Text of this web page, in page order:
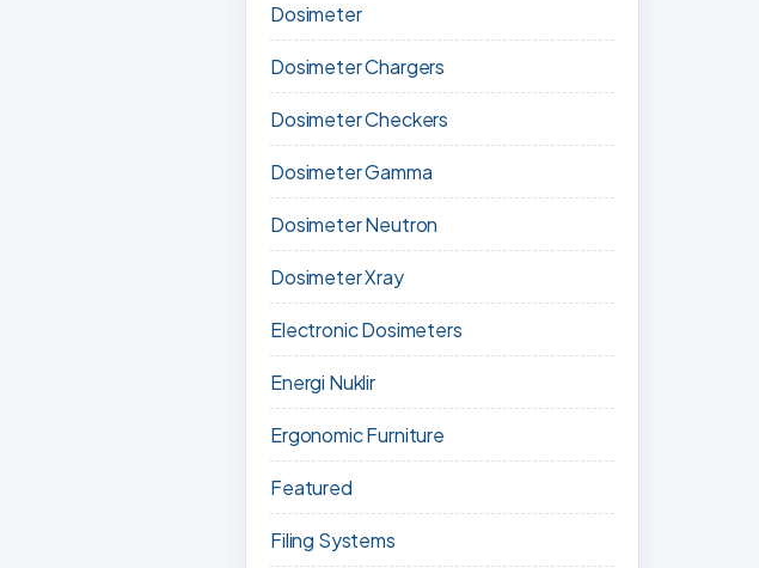
Dosimeter
Dosimeter Chargers
Dosimeter Checkers
Dosimeter Gamma
Dosimeter Neutron
Dosimeter Xray
Electronic Dosimeters
Energi Nuklir
Ergonomic Furniture
Featured
Filing Systems